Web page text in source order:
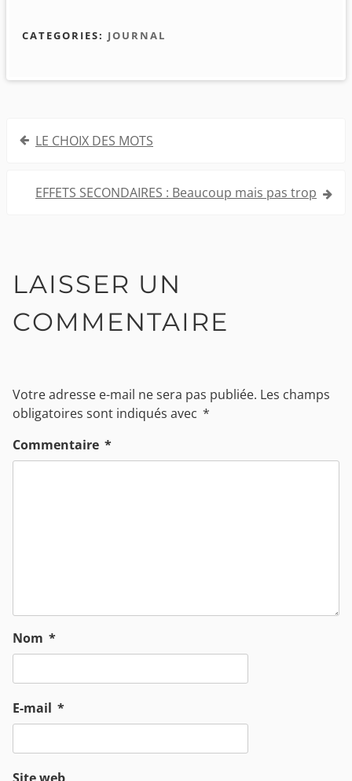
CATEGORIES: JOURNAL
Navigation
l’article
LE CHOIX DES MOTS
EFFETS SECONDAIRES : Beaucoup mais pas trop
LAISSER UN
COMMENTAIRE
Votre adresse e-mail ne sera pas publiée. Les champs
obligatoires sont indiqués avec *
Commentaire *
Nom *
E-mail *